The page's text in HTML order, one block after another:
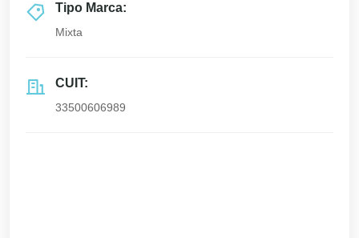
Tipo Marca:
Mixta
CUIT:
33500606989